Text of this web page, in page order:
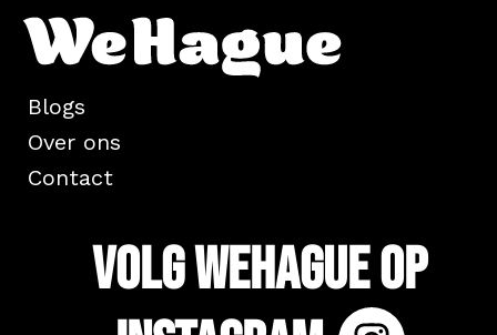
Blogs
Over ons
Contact
Volg WeHague op